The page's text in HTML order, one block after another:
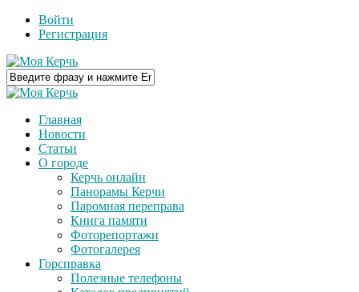
Войти
Регистрация
Главная
Новости
Статьи
О городе
Керчь онлайн
Панорамы Керчи
Паромная переправа
Книга памяти
Фоторепортажи
Фотогалерея
Горсправка
Полезные телефоны